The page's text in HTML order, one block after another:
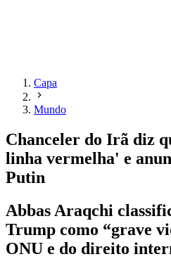
Capa
Mundo
Chanceler do Irã diz
linha vermelha' e
Putin
Abbas Araqchi
Trump como “grave
ONU e do direito